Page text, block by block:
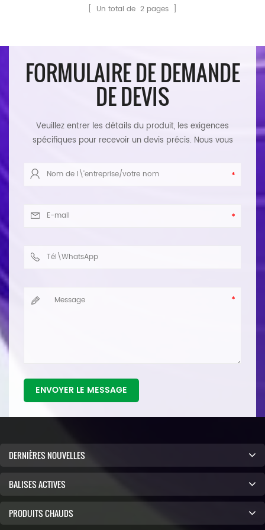
[ Un total de 2 pages ]
FORMULAIRE DE DEMANDE
DE DEVIS
Veuillez entrer les détails du produit, les exigences
spécifiques pour recevoir un devis précis. Nous vous
ENVOYER LE MESSAGE
DERNIÈRES NOUVELLES
BALISES ACTIVES
PRODUITS CHAUDS